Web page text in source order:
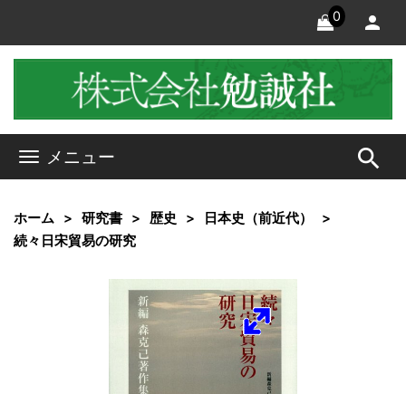
0
メニュー search
ホーム 研究書 歴史
日本史（前近代）
続々日宋貿易の研究